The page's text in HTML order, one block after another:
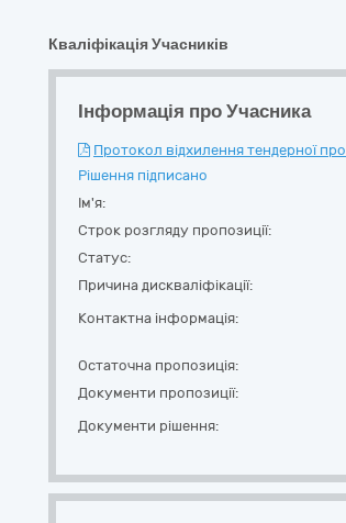
Кваліфікація Учасників
Інформація про Учасника
Протокол відхилення тендерної
Рішення підписано
Ім'я:
Строк розгляду пропозиції:
Статус:
Причина дискваліфікації:
Контактна інформація:
Остаточна пропозиція:
Документи пропозиції:
Документи рішення: